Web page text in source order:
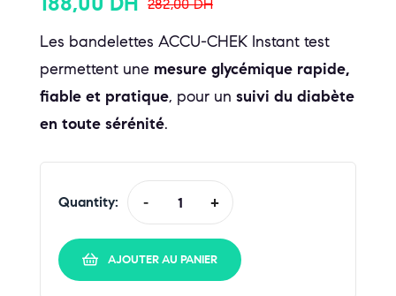
282,00DH
Les bandelettes ACCU-CHEK Instant test
permettent une mesure glycémique rapide,
fiable et pratique, pour un suivi du diabète
en toute sérénité.
Quantity: - +
AJOUTER AU PANIER